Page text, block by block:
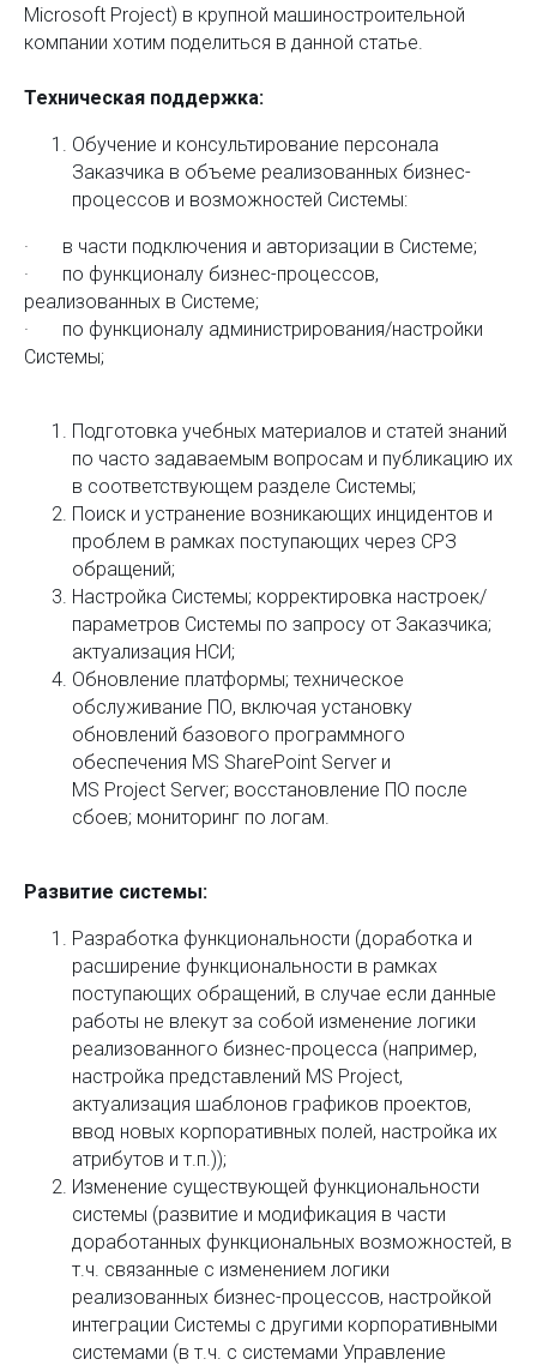
Microsoft Project) в крупной машиностроительной
компании хотим поделиться в данной статье.
Техническая поддержка:
Обучение и консультирование персонала
Заказчика в объеме реализованных бизнес-
процессов и возможностей Системы:
· в части подключения и авторизации в Системе;
· по функционалу бизнес-процессов,
реализованных в Системе;
· по функционалу администрирования/настройки
Системы;
Подготовка учебных материалов и статей знаний
по часто задаваемым вопросам и публикацию их
в соответствующем разделе Системы;
Поиск и устранение возникающих инцидентов и
проблем в рамках поступающих через СРЗ
обращений;
Настройка Системы; корректировка настроек/
параметров Системы по запросу от Заказчика;
актуализация НСИ;
Обновление платформы; техническое
обслуживание ПО, включая установку
обновлений базового программного
обеспечения MS SharePoint Server и
MS Project Server; восстановление ПО после
сбоев; мониторинг по логам.
Развитие системы:
Разработка функциональности (доработка и
расширение функциональности в рамках
поступающих обращений, в случае если данные
работы не влекут за собой изменение логики
реализованного бизнес-процесса (например,
настройка представлений MS Project,
актуализация шаблонов графиков проектов,
ввод новых корпоративных полей, настройка их
атрибутов и т.п.));
Изменение существующей функциональности
системы (развитие и модификация в части
доработанных функциональных возможностей, в
т.ч. связанные с изменением логики
реализованных бизнес-процессов, настройкой
интеграции Системы с другими корпоративными
системами (в т.ч. с системами Управление